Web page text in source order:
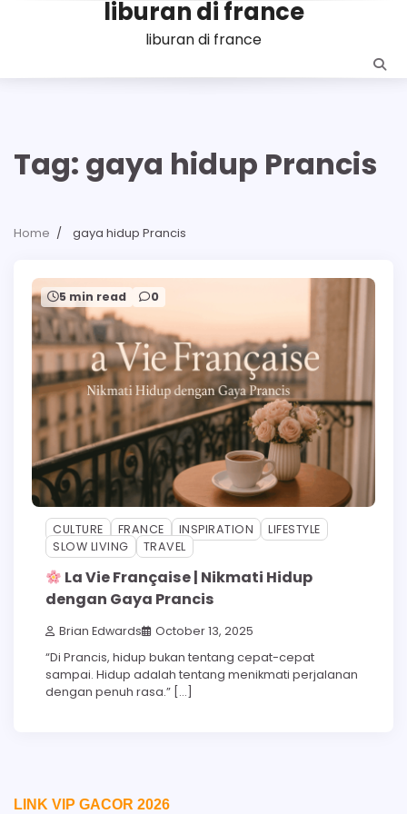
liburan di france
liburan di france
Tag: gaya hidup Prancis
Home gaya hidup Prancis
5 min read 0
CULTURE FRANCE INSPIRATION
LIFESTYLE
SLOW LIVING
TRAVEL
La Vie Française | Nikmati Hidup
dengan Gaya Prancis
Brian Edwards October 13, 2025
“Di Prancis, hidup bukan tentang cepat-cepat
sampai. Hidup adalah tentang menikmati perjalanan
dengan penuh rasa.” […]
LINK VIP GACOR 2026